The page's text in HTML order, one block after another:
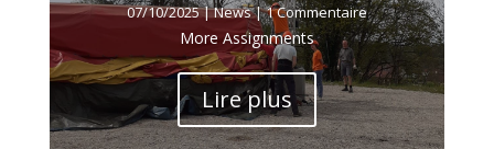
07/10/2025|News| 1 Commentaire
More Assignments
Lire plus